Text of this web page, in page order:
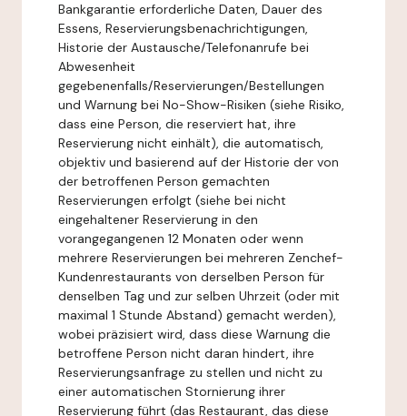
Bankgarantie erforderliche Daten, Dauer des
Essens, Reservierungsbenachrichtigungen,
Historie der Austausche/Telefonanrufe bei
Abwesenheit
gegebenenfalls/Reservierungen/Bestellungen
und Warnung bei No-Show-Risiken (siehe Risiko,
dass eine Person, die reserviert hat, ihre
Reservierung nicht einhält), die automatisch,
objektiv und basierend auf der Historie der von
der betroffenen Person gemachten
Reservierungen erfolgt (siehe bei nicht
eingehaltener Reservierung in den
vorangegangenen 12 Monaten oder wenn
mehrere Reservierungen bei mehreren Zenchef-
Kundenrestaurants von derselben Person für
denselben Tag und zur selben Uhrzeit (oder mit
maximal 1 Stunde Abstand) gemacht werden),
wobei präzisiert wird, dass diese Warnung die
betroffene Person nicht daran hindert, ihre
Reservierungsanfrage zu stellen und nicht zu
einer automatischen Stornierung ihrer
Reservierung führt (das Restaurant, das diese